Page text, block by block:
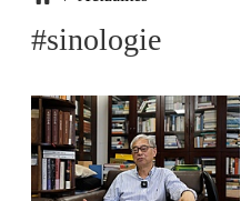
#sinologie